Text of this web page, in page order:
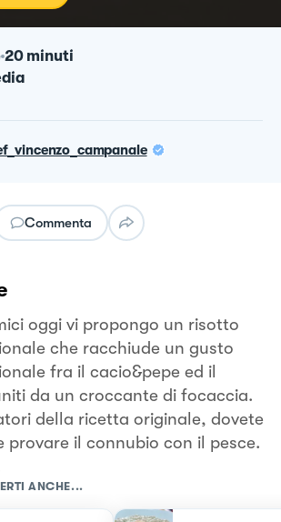
20 minuti
Commenta
oggi vi propongo un risotto
che racchiude un gusto
fra il cacio&pepe ed il
da un croccante di focaccia.
della ricetta originale, dovete
provare il connubio con il pesce.
ANCHE...